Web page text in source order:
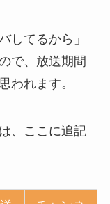
してるから」
で、放送期間
われます。
、ここに追記